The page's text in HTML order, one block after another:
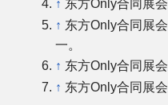
↑ 东方Only合同展会
↑ 东方Only合同展会
一。
↑ 东方Only合同展会
↑ 东方Only合同展会